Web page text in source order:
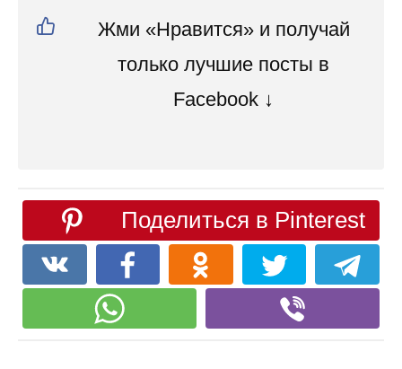
Жми «Нравится» и получай
только лучшие посты в
Facebook ↓
Поделиться в Pinterest